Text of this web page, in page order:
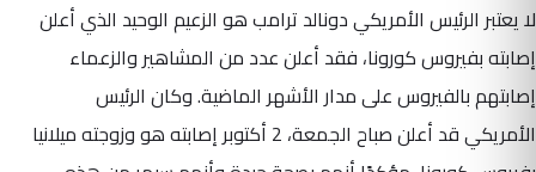
لا يعتبر الرئيس الأمريكي دونالد ترامب هو الزعيم الوحيد الذي أعلن
إصابته بفيروس كورونا، فقد أعلن عدد من المشاهير والزعماء
إصابتهم بالفيروس على مدار الأشهر الماضية. وكان الرئيس
الأمريكي قد أعلن صباح الجمعة، 2 أكتوبر إصابته هو وزوجته ميلانيا